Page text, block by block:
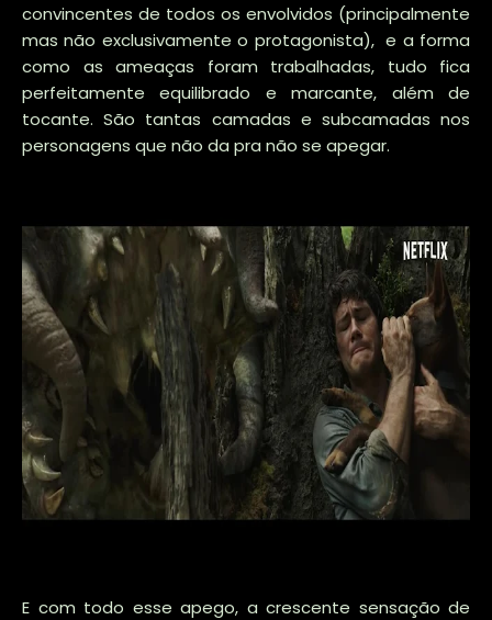
convincentes de todos os envolvidos (principalmente
mas não exclusivamente o protagonista), e a forma
como as ameaças foram trabalhadas, tudo fica
perfeitamente equilibrado e marcante, além de
tocante. São tantas camadas e subcamadas nos
personagens que não da pra não se apegar.
E com todo esse apego, a crescente sensação de